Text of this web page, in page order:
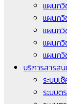
แผนก
แผนกวิ
แผนกวิ
แผนก
แผนกวิ
บริการสารสน
ระบบเ
ระบบต